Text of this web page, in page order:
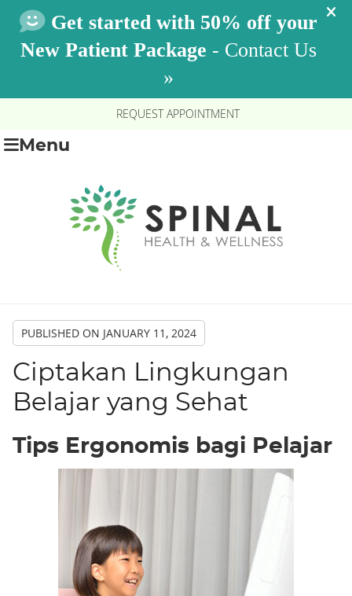
REQUEST APPOINTMENT
Menu
PUBLISHED ON JANUARY 11, 2024
Ciptakan Lingkungan
Belajar yang Sehat
Tips Ergonomis bagi Pelajar